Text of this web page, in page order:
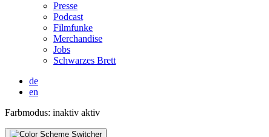
Pres­se
Pod­cast
Film­fun­ke
Mer­chan­di­se
Jobs
Schwar­zes Brett
de
en
Farbmodus: inaktiv aktiv